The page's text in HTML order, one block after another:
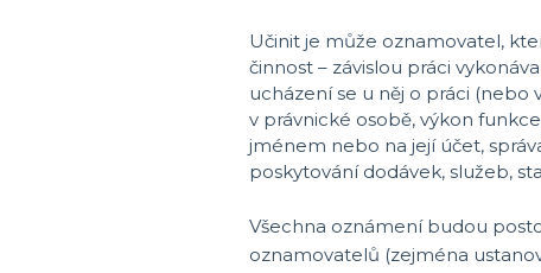
Učinit je může oznamovatel,
činnost – závislou práci
ucházení se u něj o práci (nebo
v právnické osobě, výkon
jménem nebo na její účet,
poskytování dodávek, služeb,
Všechna oznámení budou
oznamovatelů (zejména